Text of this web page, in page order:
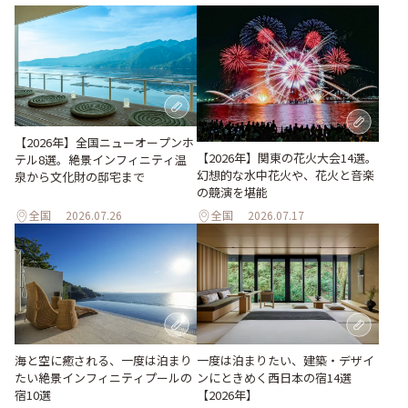
【2026年】全国ニューオープンホ
テル8選。絶景インフィニティ温
泉から文化財の邸宅まで
全国 2026.07.26
【2026年】関東の花火大会14選。
幻想的な水中花火や、花火と音楽
の競演を堪能
全国 2026.07.17
海と空に癒される、一度は泊まり
たい絶景インフィニティプールの
宿10選
一度は泊まりたい、建築・デザイ
ンにときめく西日本の宿14選
【2026年】